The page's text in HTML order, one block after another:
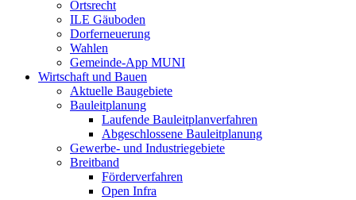
Ortsrecht
ILE Gäuboden
Dorferneuerung
Wahlen
Gemeinde-App MUNI
Wirtschaft und Bauen
Aktuelle Baugebiete
Bauleitplanung
Laufende Bauleitplanverfahren
Abgeschlossene Bauleitplanung
Gewerbe- und Industriegebiete
Breitband
Förderverfahren
Open Infra